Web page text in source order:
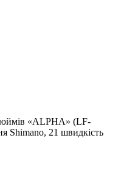
«ALPHA» (LF-
Shimano, 21 швидкість